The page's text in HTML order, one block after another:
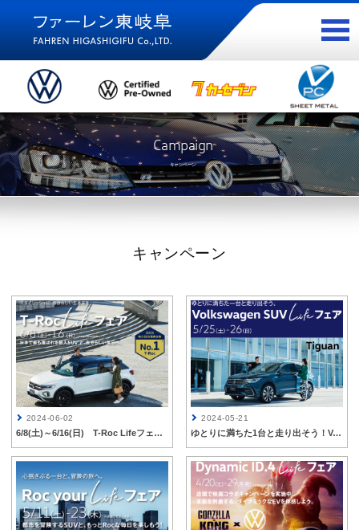
Campaign
キャンペーン
キャンペーン
2024-06-02
6/8(土)～6/16(日) T-Roc Lifeフェア開催 ”2023輸入SUV登録台数No.1”
2024-05-21
ゆとりに満ちた1台と走り出そう！Volkswagen SUV Life フェア開催🚙”5/25(土)・5/26(日)”